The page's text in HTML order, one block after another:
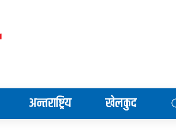
अन्तराष्ट्रिय खेलकुद